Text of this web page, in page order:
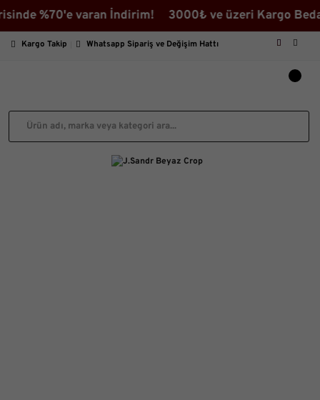
varan İndirim! 3000₺ ve üzeri Kargo Bedava
Kargo Takip Whatsapp Sipariş ve Değişim Hattı